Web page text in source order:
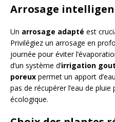
Arrosage
Un arrosage adapté est
Privilégiez un arrosage en
journée pour éviter
d’un système d’irrigation
poreux permet un apport
pas de récupérer l’eau de
écologique.